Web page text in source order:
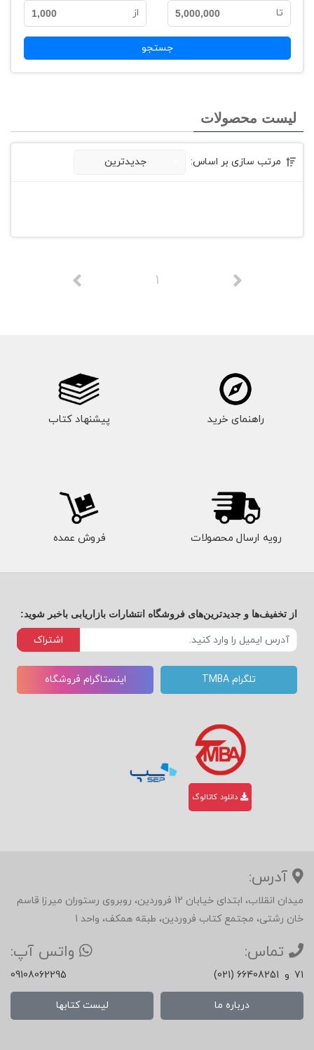
تا 5,000,000 از 1,000
جستجو
لیست محصولات
مرتب سازی بر اساس: جدیدترین
1
راهنمای خرید پیشنهاد کتاب
رویه ارسال محصولات فروش عمده
از تخفیف‌ها و جدیدترین‌های فروشگاه انتشارات بازاریابی باخبر شوید:
اشتراک
تلگرام TMBA اینستاگرام فروشگاه
دانلود کاتالوگ
آدرس:
میدان انقلاب، ابتدای خیابان 12 فروردین، روبروی رستوران میرزا قاسم
خان رشتی، مجتمع کتاب فروردین، طبقه همکف، واحد 1
تماس:
(021) 66408251 و 71
واتس آپ:
09108062295
درباره ما لیست کتابها